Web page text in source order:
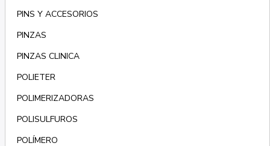
PINS Y ACCESORIOS
PINZAS
PINZAS CLINICA
POLIETER
POLIMERIZADORAS
POLISULFUROS
POLÍMERO